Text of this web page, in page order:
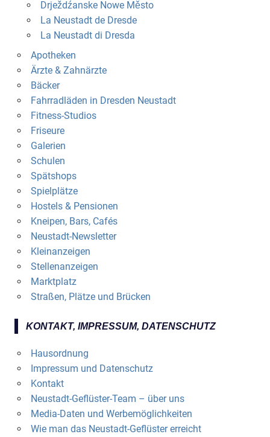
Drježdźanske Nowe Město
La Neustadt de Dresde
La Neustadt di Dresda
Apotheken
Ärzte & Zahnärzte
Bäcker
Fahrradläden in Dresden Neustadt
Fitness-Studios
Friseure
Galerien
Schulen
Spätshops
Spielplätze
Hostels & Pensionen
Kneipen, Bars, Cafés
Neustadt-Newsletter
Kleinanzeigen
Stellenanzeigen
Marktplatz
Straßen, Plätze und Brücken
KONTAKT, IMPRESSUM, DATENSCHUTZ
Hausordnung
Impressum und Datenschutz
Kontakt
Neustadt-Geflüster-Team – über uns
Media-Daten und Werbemöglichkeiten
Wie man das Neustadt-Geflüster erreicht